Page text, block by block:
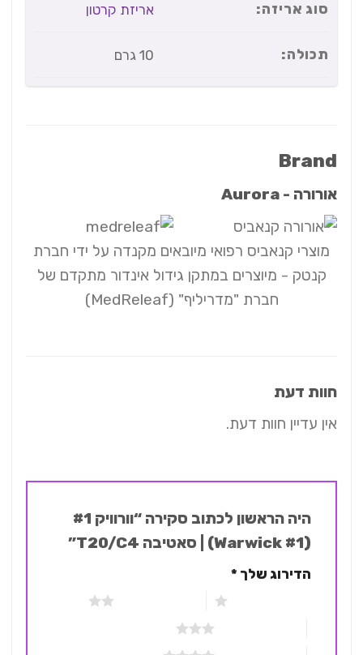
סוג אריזה: אריזת קרטון
תכולה: 10 גרם
Brand
אורורה - Aurora
מוצרי קנאביס רפואי מיובאים מקנדה על ידי חברת
קנטק - מיוצרים במתקן גידול אינדור מתקדם של
חברת "מדריליף" (MedReleaf)
חוות דעת
אין עדיין חוות דעת.
היה הראשון לכתוב סקירה “וורוויק #1
הדירוג שלך*
2 מתוך 5 כוכבים